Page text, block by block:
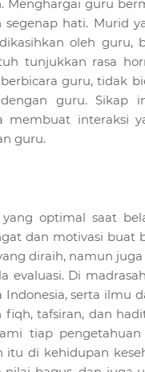
Menghargai guru
hati. Murid
oleh guru,
tunjukkan rasa
guru, tidak
guru. Sikap
membuat interaksi
guru.
optimal saat
dan motivasi buat
diraih, namun
Di
serta ilmu
tafsiran, dan
tiap pengetahuan
di kehidupan